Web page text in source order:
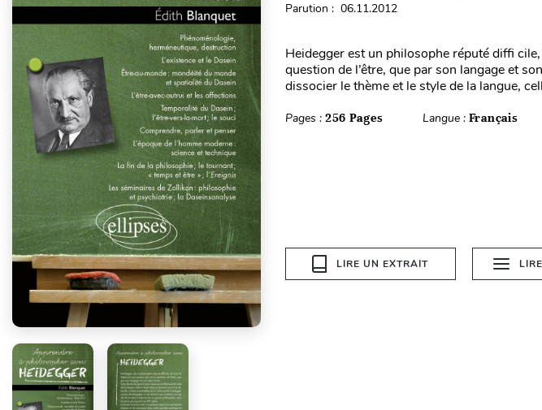
Parution : 06.11.2012
Heidegger est un philosophe réputé diffi
question de l’être, que par son langage et
dissocier le thème et le style de la langue,
Pages : 256 Pages Langue : Français
LIRE UN EXTRAIT